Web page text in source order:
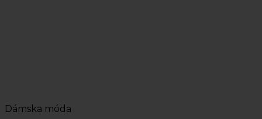
Dámska móda